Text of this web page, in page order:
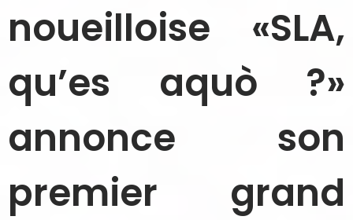
noueilloise «SLA,
qu’es aquò ?»
annonce son
premier grand